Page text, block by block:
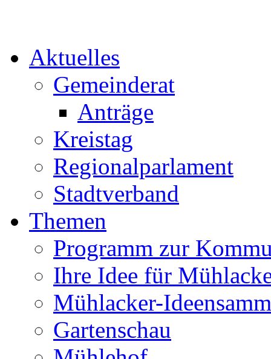
Aktuelles
Gemeinderat
Anträge
Kreistag
Regionalparlament
Stadtverband
Themen
Programm zur
Ihre Idee für
Mühlacker-
Gartenschau